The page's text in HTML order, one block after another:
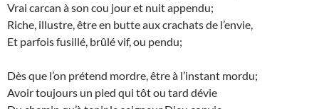
Vrai carcan à son cou jour et nuit appendu;
Riche, illustre, être en butte aux crachats de l’envie,
Et parfois fusillé, brûlé vif, ou pendu;
Dès que l’on prétend mordre, être à l’instant mordu;
Avoir toujours un pied qui tôt ou tard dévie